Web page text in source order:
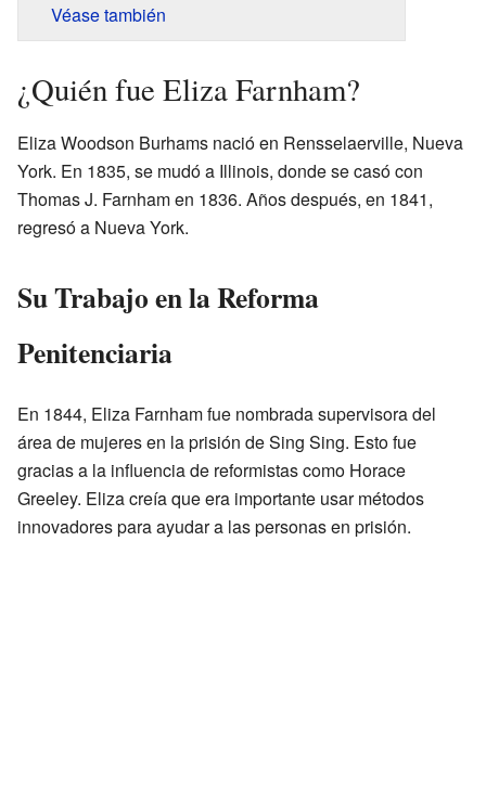
Véase también
¿Quién fue Eliza Farnham?
Eliza Woodson Burhams nació en Rensselaerville, Nueva
York. En 1835, se mudó a Illinois, donde se casó con
Thomas J. Farnham en 1836. Años después, en 1841,
regresó a Nueva York.
Su Trabajo en la Reforma
Penitenciaria
En 1844, Eliza Farnham fue nombrada supervisora del
área de mujeres en la prisión de Sing Sing. Esto fue
gracias a la influencia de reformistas como Horace
Greeley. Eliza creía que era importante usar métodos
innovadores para ayudar a las personas en prisión.